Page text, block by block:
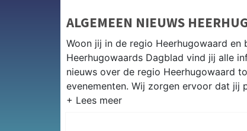
ALGEMEEN NIEUWS
Woon jij in de regio Heerhugowaard en
Heerhugowaards Dagblad vind jij alle
nieuws over de regio Heerhugowaard
evenementen. Wij zorgen ervoor dat jij
ALGEMEEN NIEUWS EN